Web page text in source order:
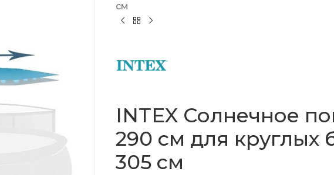
см
INTEX Солнечное
290 cм для круглых
305 см